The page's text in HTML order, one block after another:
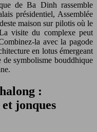
de Ba Dinh rassemble
présidentiel, Assemblée
maison sur pilotis où le
visite du complexe peut
la avec la pagode
en lotus émergeant
de symbolisme bouddhique
:
jonques